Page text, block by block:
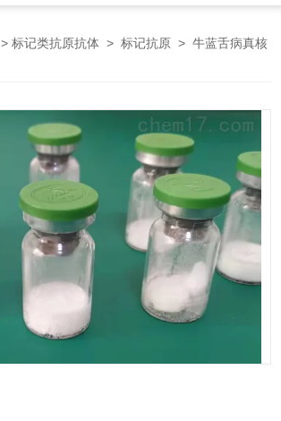
>标记类抗原抗体 >标记抗原 > 牛蓝舌病真核